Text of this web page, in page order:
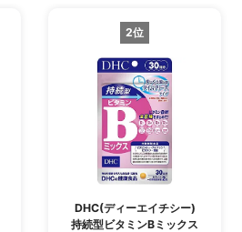
2位
DHC(ディーエイチシー)
持続型ビタミンBミックス